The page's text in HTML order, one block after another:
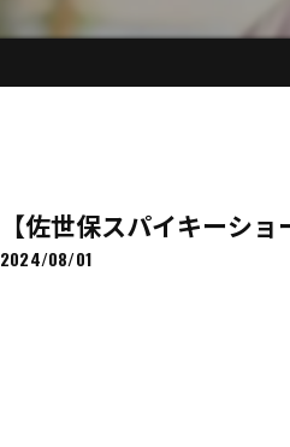
【佐世保スパイキーショ
2024/08/01